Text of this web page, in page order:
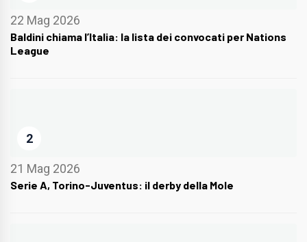
22 Mag 2026
Baldini chiama l’Italia: la lista dei convocati per Nations
League
2
21 Mag 2026
Serie A, Torino-Juventus: il derby della Mole